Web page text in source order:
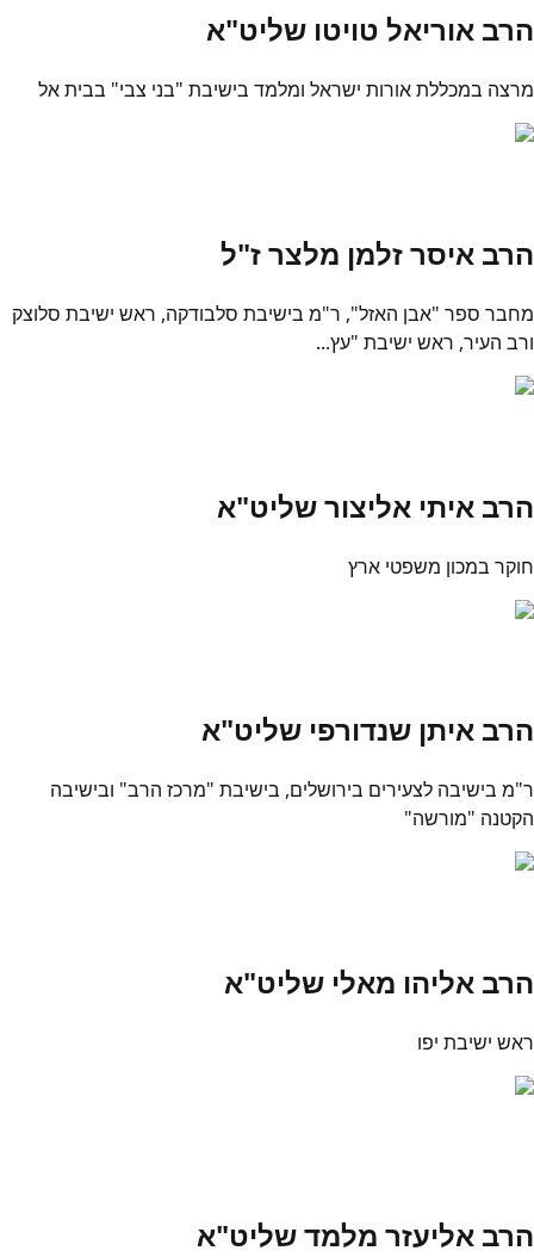
הרב אוריאל טויטו שליט"א
מרצה במכללת אורות ישראל ומלמד בישיבת "בני צבי" בבית אל
הרב איסר זלמן מלצר ז"ל
מחבר ספר "אבן האזל", ר"מ בישיבת סלבודקה, ראש ישיבת סלוצק
ורב העיר, ראש ישיבת "עץ...
הרב איתי אליצור שליט"א
חוקר במכון משפטי ארץ
הרב איתן שנדורפי שליט"א
ר"מ בישיבה לצעירים בירושלים, בישיבת "מרכז הרב" ובישיבה
הקטנה "מורשה"
הרב אליהו מאלי שליט"א
ראש ישיבת יפו
הרב אליעזר מלמד שליט"א